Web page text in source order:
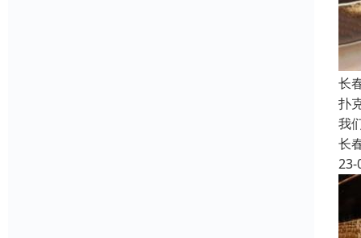
长
扑
我
长
23-